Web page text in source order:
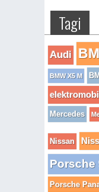
Tagi
Audi
BMW X5 M
Mercedes
Nissan
Porsche
Porsche